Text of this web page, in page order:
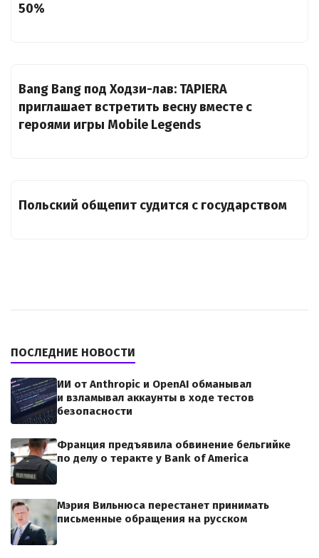
50%
Bang Bang под Ходзи-лав: TAPIERA
приглашает встретить весну вместе с
героями игры Mobile Legends
Польский общепит судится с государством
ПОСЛЕДНИЕ НОВОСТИ
ИИ от Anthropic и OpenAI обманывал
и взламывал аккаунты в ходе тестов
безопасности
Франция предъявила обвинение бельгийке
по делу о теракте у Bank of America
Мэрия Вильнюса перестанет принимать
письменные обращения на русском